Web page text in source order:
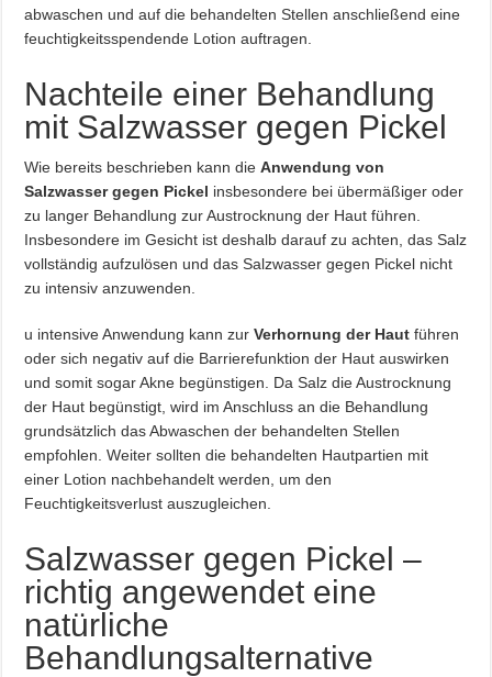
abwaschen und auf die behandelten Stellen anschließend eine
feuchtigkeitsspendende Lotion auftragen.
Nachteile einer Behandlung
mit Salzwasser gegen Pickel
Wie bereits beschrieben kann dieAnwendung von
Salzwasser gegen Pickel insbesondere bei übermäßiger oder
zu langer Behandlung zur Austrocknung der Haut führen.
Insbesondere im Gesicht ist deshalb darauf zu achten, das Salz
vollständig aufzulösen und das Salzwasser gegen Pickel nicht
zu intensiv anzuwenden.
u intensive Anwendung kann zurVerhornung der Haut führen
oder sich negativ auf die Barrierefunktion der Haut auswirken
und somit sogar Akne begünstigen. Da Salz die Austrocknung
der Haut begünstigt, wird im Anschluss an die Behandlung
grundsätzlich das Abwaschen der behandelten Stellen
empfohlen. Weiter sollten die behandelten Hautpartien mit
einer Lotion nachbehandelt werden, um den
Feuchtigkeitsverlust auszugleichen.
Salzwasser gegen Pickel –
richtig angewendet eine
natürliche
Behandlungsalternative